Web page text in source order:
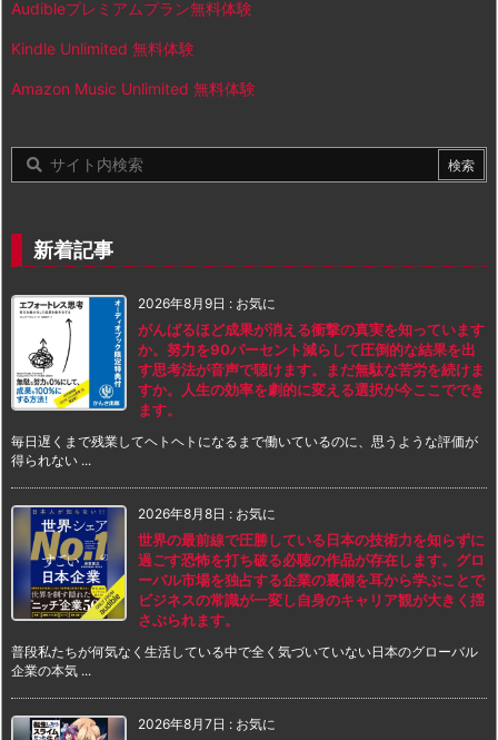
Audibleプレミアムプラン無料体験
Kindle Unlimited 無料体験
Amazon Music Unlimited 無料体験
新着記事
2026年8月9日 : お気に
がんばるほど成果が消える衝撃の真実を知っています
か。努力を90パーセント減らして圧倒的な結果を出
す思考法が音声で聴けます。まだ無駄な苦労を続けま
すか。人生の効率を劇的に変える選択が今ここででき
ます。
毎日遅くまで残業してヘトヘトになるまで働いているのに、思うような評価が
得られない ...
2026年8月8日 : お気に
世界の最前線で圧勝している日本の技術力を知らずに
過ごす恐怖を打ち破る必聴の作品が存在します。グロ
ーバル市場を独占する企業の裏側を耳から学ぶことで
ビジネスの常識が一変し自身のキャリア観が大きく揺
さぶられます。
普段私たちが何気なく生活している中で全く気づいていない日本のグローバル
企業の本気 ...
2026年8月7日 : お気に